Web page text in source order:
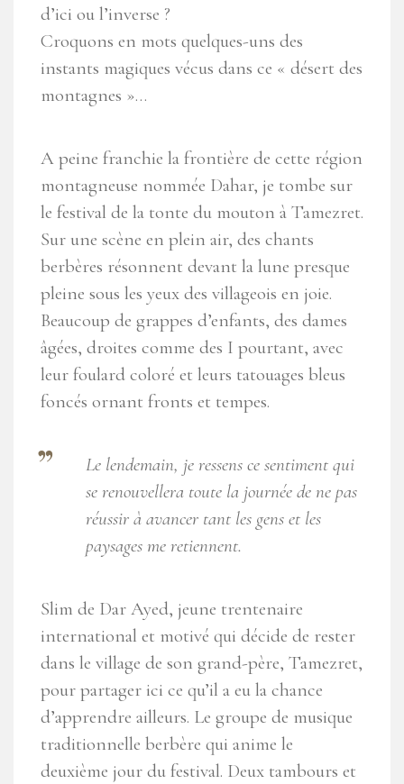
d’ici ou l’inverse ?
Croquons en mots quelques-uns des
instants magiques vécus dans ce « désert des
montagnes »…
A peine franchie la frontière de cette région
montagneuse nommée Dahar, je tombe sur
le festival de la tonte du mouton à Tamezret.
Sur une scène en plein air, des chants
berbères résonnent devant la lune presque
pleine sous les yeux des villageois en joie.
Beaucoup de grappes d’enfants, des dames
âgées, droites comme des I pourtant, avec
leur foulard coloré et leurs tatouages bleus
foncés ornant fronts et tempes.
Le lendemain, je ressens ce sentiment qui
se renouvellera toute la journée de ne pas
réussir à avancer tant les gens et les
paysages me retiennent.
Slim de Dar Ayed, jeune trentenaire
international et motivé qui décide de rester
dans le village de son grand-père, Tamezret,
pour partager ici ce qu’il a eu la chance
d’apprendre ailleurs. Le groupe de musique
traditionnelle berbère qui anime le
deuxième jour du festival. Deux tambours et